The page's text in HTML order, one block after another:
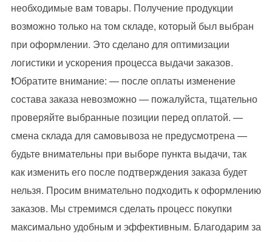
необходимые вам товары. Получение продукции
возможно только на том складе, который был выбран
при оформлении. Это сделано для оптимизации
логистики и ускорения процесса выдачи заказов.
❗Обратите внимание: — после оплаты изменение
состава заказа невозможно — пожалуйста, тщательно
проверяйте выбранные позиции перед оплатой. —
смена склада для самовывоза не предусмотрена —
будьте внимательны при выборе пункта выдачи, так
как изменить его после подтверждения заказа будет
нельзя. Просим внимательно подходить к оформлению
заказов. Мы стремимся сделать процесс покупки
максимально удобным и эффективным. Благодарим за